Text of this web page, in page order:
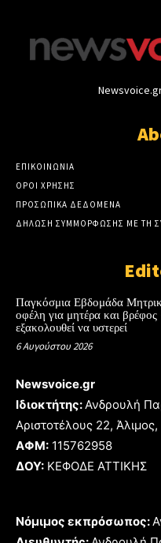
ΕΠΙΚΟΙΝΩΝΙΑ
ΟΡΟΙ ΧΡΗΣΗΣ
ΠΡΟΣΩΠΙΚΑ ΔΕΔΟΜΕΝΑ
ΔΗΛΩΣΗ ΣΥΜΜΟΡΦΩΣΗΣ ΜΕ ΤΗ
Παγκόσμια Εβδομάδα
οφέλη για μητέρα και
εξακολουθεί να υστερεί
6 Αυγούστου 2026
Newsvoice.gr
Ιδιοκτήτης: Ανδρουλή
Αριστοτέλους 22,
ΑΦΜ: 115762958
ΔΟΥ: ΚΕΦΟΔΕ ΑΤΤΙΚΗΣ
Νόμιμος εκπρόσωπος: